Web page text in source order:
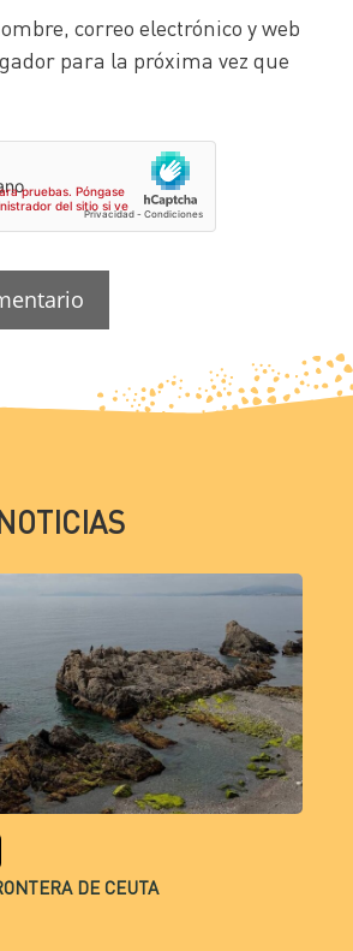
correo electrónico y web
para la próxima vez que
DE CEUTA